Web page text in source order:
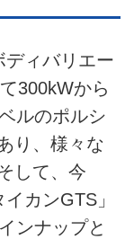
ディバリエー
300kWから
ルのポルシ
り、様々な
して、今
カンGTS」
ンナップと